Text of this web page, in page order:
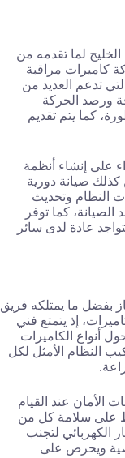
لما تقدمه من
كاميرات مراقبة
تدعم العديد من
ورصد الحركة
كما يتم تقديم
على إنشاء أنظمة
صيانة دورية
النظام وتحديث
الصيانة، كما توفر
عادة لدى سائر
بفضل ما يمتلكه فريق
إذ يتمتع فني
أنواع الكاميرات
النظام الأمثل لكل
الأمان عند القيام
على سلامة كل من
الكهربائي لتجنب
ويحرص على